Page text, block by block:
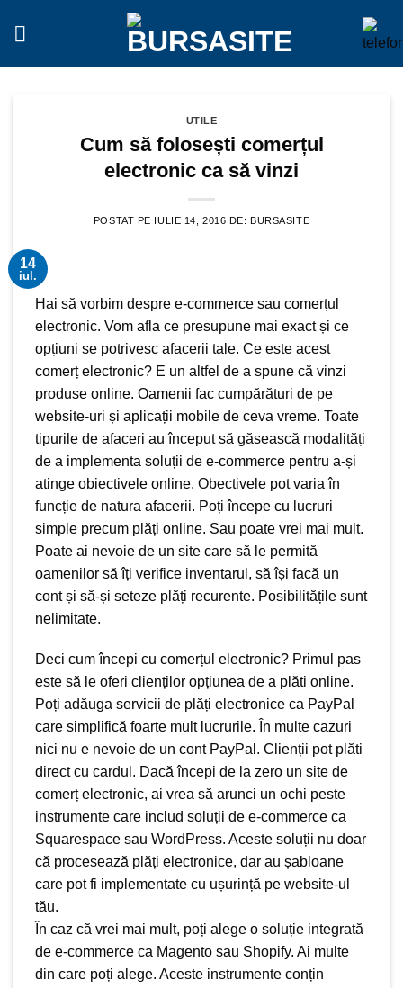
UTILE
Cum să folosești comerțul
electronic ca să vinzi
POSTAT PE IULIE 14, 2016 DE:BURSASITE
14
iul.
Hai să vorbim despre e-commerce sau comerțul
electronic. Vom afla ce presupune mai exact și ce
opțiuni se potrivesc afacerii tale. Ce este acest
comerț electronic? E un altfel de a spune că vinzi
produse online. Oamenii fac cumpărături de pe
website-uri și aplicații mobile de ceva vreme. Toate
tipurile de afaceri au început să găsească modalități
de a implementa soluții de e-commerce pentru a-și
atinge obiectivele online. Obectivele pot varia în
funcție de natura afacerii. Poți începe cu lucruri
simple precum plăți online. Sau poate vrei mai mult.
Poate ai nevoie de un site care să le permită
oamenilor să îți verifice inventarul, să își facă un
cont și să-și seteze plăți recurente. Posibilitățile sunt
nelimitate.
Deci cum începi cu comerțul electronic? Primul pas
este să le oferi clienților opțiunea de a plăti online.
Poți adăuga servicii de plăți electronice ca PayPal
care simplifică foarte mult lucrurile. În multe cazuri
nici nu e nevoie de un cont PayPal. Clienții pot plăti
direct cu cardul. Dacă începi de la zero un site de
comerț electronic, ai vrea să arunci un ochi peste
instrumente care includ soluții de e-commerce ca
Squarespace sau WordPress. Aceste soluții nu doar
că procesează plăți electronice, dar au șabloane
care pot fi implementate cu ușurință pe website-ul
tău.
În caz că vrei mai mult, poți alege o soluție integrată
de e-commerce ca Magento sau Shopify. Ai multe
din care poți alege. Aceste instrumente conțin